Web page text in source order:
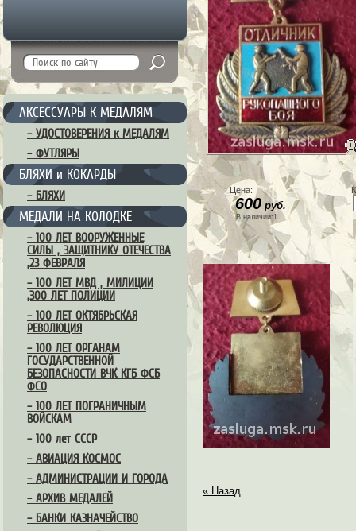
АКСЕССУАРЫ К МЕДАЛЯМ
– УДОСТОВЕРЕНИЯ к МЕДАЛЯМ
– ФУТЛЯРЫ
БЛЯХИ и КОКАРДЫ
– БЛЯХИ
МЕДАЛИ НА КОЛОДКЕ
– 100 ЛЕТ ВООРУЖЕННЫЕ
СИЛЫ , ЗАЩИТНИКУ ОТЕЧЕСТВА
,23 ФЕВРАЛЯ
– 100 ЛЕТ МВД , МИЛИЦИИ
,300 ЛЕТ ПОЛИЦИИ
– 100 ЛЕТ ОКТЯБРЬСКАЯ
РЕВОЛЮЦИЯ
– 100 ЛЕТ ОРГАНАМ
ГОСУДАРСТВЕННОЙ
БЕЗОПАСНОСТИ ВЧК КГБ ФСБ
ФСО
– 100 ЛЕТ ПОГРАНИЧНЫМ
ВОЙСКАМ
– 100 лет СССР
– АВИАЦИЯ КОСМОС
– АДМИНИСТРАЦИИ И ГОРОДА
– АРХИВ МЕДАЛЕЙ
– БАНКИ КАЗНАЧЕЙСТВО
Цена:
600 руб.
В наличии:1
« Назад